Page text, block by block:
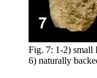
Fig. 7: 1-2) small
6) naturally